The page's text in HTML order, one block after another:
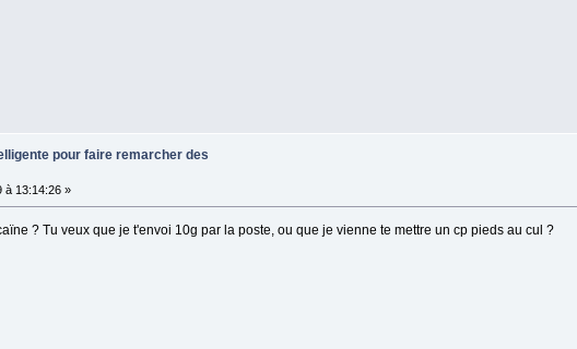
pour faire remarcher des
à 13:14:26 »
? Tu veux que je t'envoi 10g par la poste, ou que je vienne te mettre un cp pieds au cul ?